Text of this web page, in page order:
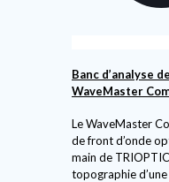
Banc d’analyse
WaveMaster
Le WaveMaster
de front d’onde
main de
topographie